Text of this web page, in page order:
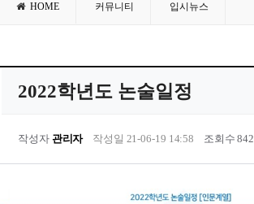
HOME 커뮤니티 입시뉴스
2022학년도 논술일정
작성자 관리자 작성일 21-06-19 14:58 조회수 842